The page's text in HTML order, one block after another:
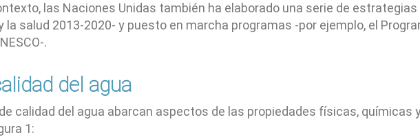
las Naciones Unidas también ha elaborado una serie de estrategias
la salud 2013-2020- y puesto en marcha programas -por ejemplo, el
.
del agua
calidad del agua abarcan aspectos de las propiedades físicas, químicas
1: